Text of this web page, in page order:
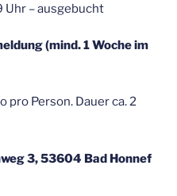
Uhr – ausgebucht
(mind. 1 Woche im
pro Person. Dauer ca. 2
3, 53604 Bad Honnef